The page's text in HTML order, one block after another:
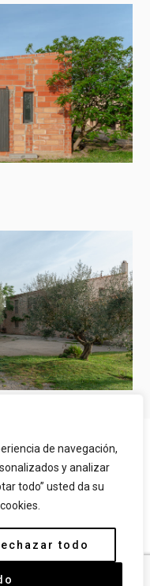
de navegación,
y analizar
todo” usted da su
todo